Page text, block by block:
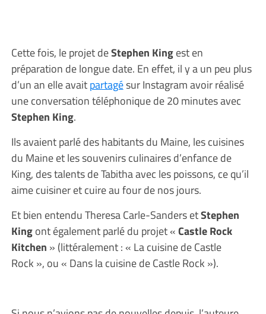
Cette fois, le projet deStephen Kingest en
préparation de longue date. En effet, il y a un peu plus
d’un an elle avaitpartagésur Instagram avoir réalisé
une conversation téléphonique de 20 minutes avec
Stephen King.
Ils avaient parlé des habitants du Maine, les cuisines
du Maine et les souvenirs culinaires d’enfance de
King, des talents de Tabitha avec les poissons, ce qu’il
aime cuisiner et cuire au four de nos jours.
Et bien entendu Theresa Carle-Sanders etStephen
Kingont également parlé du projet «Castle Rock
Kitchen » (littéralement : « La cuisine de Castle
Rock », ou « Dans la cuisine de Castle Rock »).